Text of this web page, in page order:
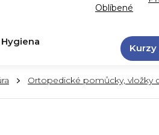
Hygiena
Kurzy
Ortopedické pomůcky, vložky